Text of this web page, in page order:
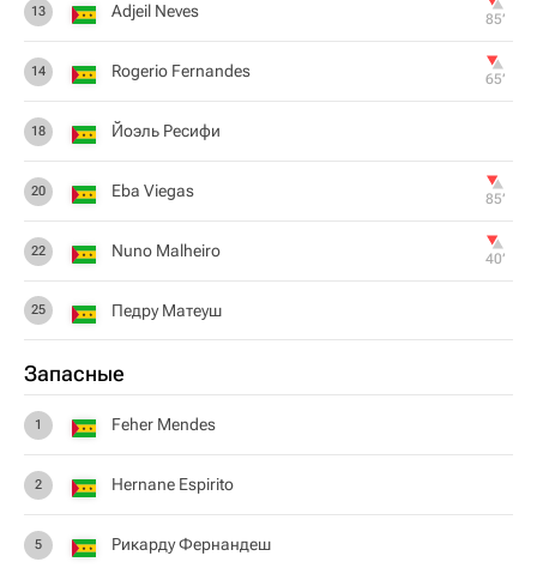
13 Adjeil Neves 85‎’‎
14 Rogerio Fernandes 65‎’‎
18 Йоэль Ресифи
20 Eba Viegas 85‎’‎
22 Nuno Malheiro 40‎’‎
25 Педру Матеуш
Запасные
1 Feher Mendes
2 Hernane Espirito
5 Рикарду Фернандеш